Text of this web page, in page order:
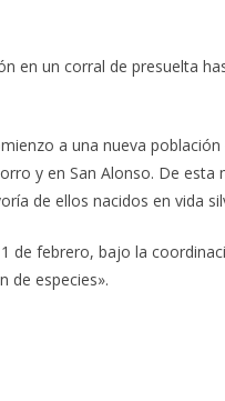
en un corral de presuelta
a una nueva
y en San Alonso. De
de ellos nacidos en vida
de febrero, bajo la
de especies».